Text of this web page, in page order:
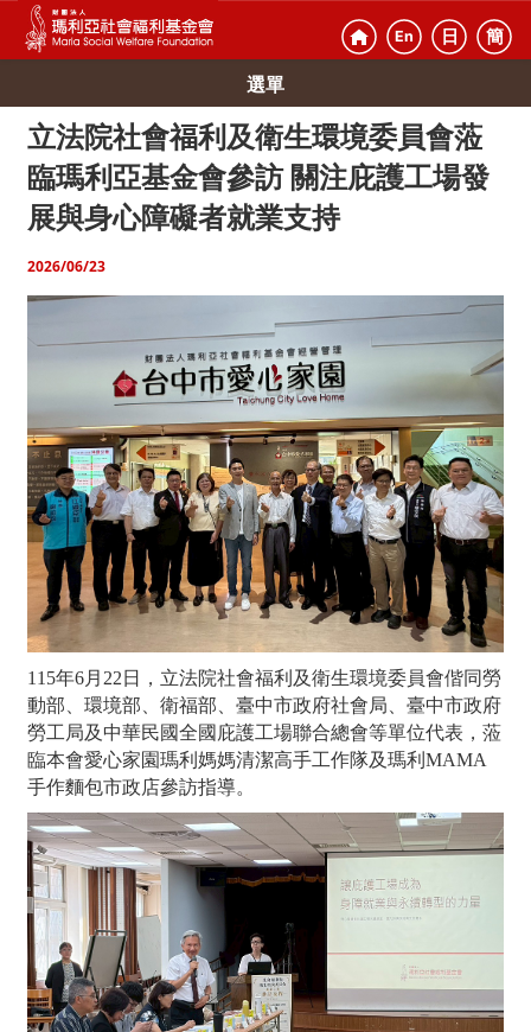
En 日 簡
選單
立法院社會福利及衛生環境委員會蒞
臨瑪利亞基金會參訪 關注庇護工場發
展與身心障礙者就業支持
2026/06/23
115年6月22日，立法院社會福利及衛生環境委員會偕同勞
動部、環境部、衛福部、臺中市政府社會局、臺中市政府
勞工局及中華民國全國庇護工場聯合總會等單位代表，蒞
臨本會愛心家園瑪利媽媽清潔高手工作隊及瑪利MAMA
手作麵包市政店參訪指導。